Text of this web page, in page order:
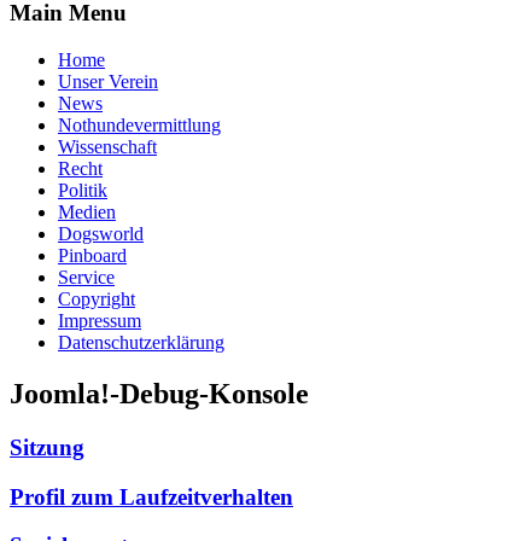
Main Menu
Home
Unser Verein
News
Nothundevermittlung
Wissenschaft
Recht
Politik
Medien
Dogsworld
Pinboard
Service
Copyright
Impressum
Datenschutzerklärung
Joomla!-Debug-Konsole
Sitzung
Profil zum Laufzeitverhalten